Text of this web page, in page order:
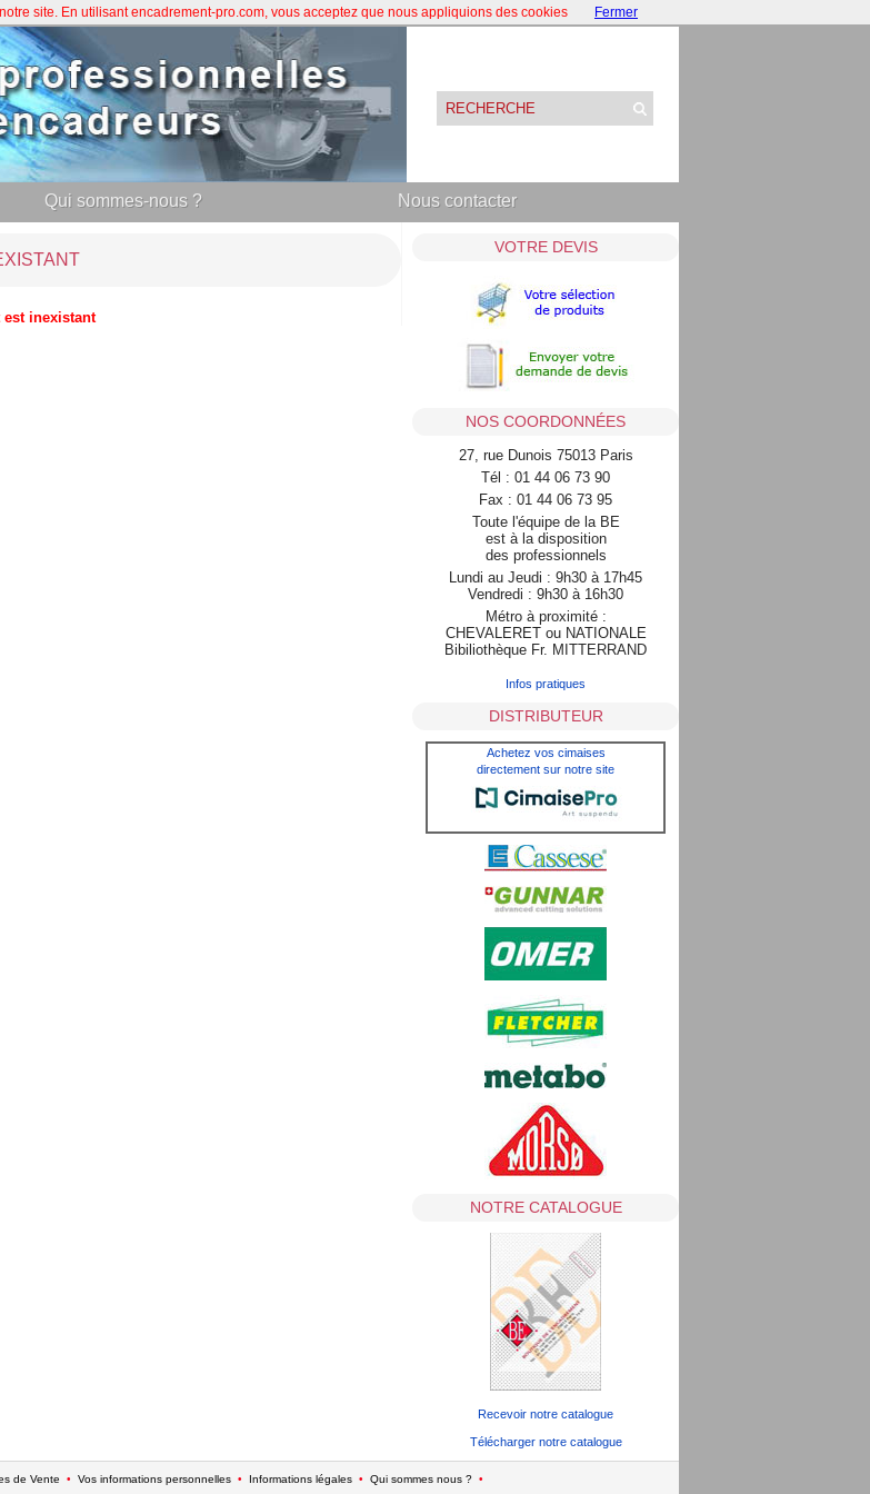
Qui sommes-nous ? Nous contacter
est inexistant
VOTRE DEVIS
NOS COORDONNÉES
27, rue Dunois 75013 Paris
Tél : 01 44 06 73 90
Fax : 01 44 06 73 95
Toute l'équipe de la BE
est à la disposition
des professionnels
Lundi au Jeudi : 9h30 à 17h45
Vendredi : 9h30 à 16h30
Métro à proximité :
CHEVALERET ou NATIONALE
Bibiliothèque Fr. MITTERRAND
Infos pratiques
DISTRIBUTEUR
Achetez vos cimaises
directement sur notre site
NOTRE CATALOGUE
Recevoir notre catalogue
Télécharger notre catalogue
de Vente • Vos informations personnelles • Informations légales • Qui sommes nous ? •
site. En utilisant encadrement-pro.com, vous acceptez que nous appliquions des cookies Fermer